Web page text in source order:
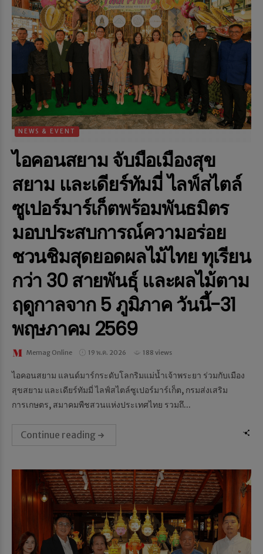
NEWS & EVENT
ไอคอนสยาม จับมือเมืองสุข
สยาม และเดียร์ทัมมี่ ไลฟ์สไตล์
ซูเปอร์มาร์เก็ตพร้อมพันธมิตร
มอบประสบการณ์ความอร่อย
ชวนชิมสุดยอดผลไม้ไทย ทุเรียน
กว่า 30 สายพันธุ์ และผลไม้ตาม
ฤดูกาลจาก 5 ภูมิภาค วันนี้-31
พฤษภาคม 2569
Memag Online 19 พ.ค. 2026 188 views
ไอคอนสยาม แลนด์มาร์กระดับโลกริมแม่น้ำเจ้าพระยา ร่วมกับเมือง
สุขสยาม และเดียร์ทัมมี่ ไลฟ์สไตล์ซูเปอร์มาร์เก็ต, กรมส่งเสริม
การเกษตร, สมาคมพืชสวนแห่งประเทศไทย รวมถึ...
Continue reading